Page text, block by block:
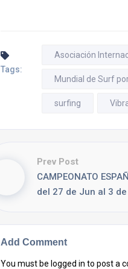
Tags:
Asociación
Mundial de Surf
surfing
Prev Post
CAMPEONATO
del 27 de Jun al 3
Add Comment
You must be logged in to post a